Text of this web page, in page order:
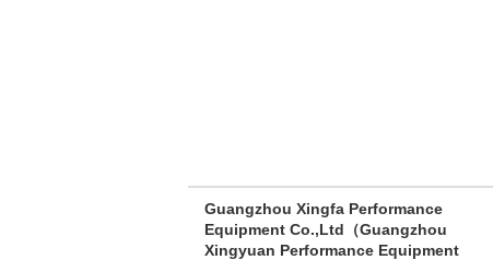
Guangzhou Xingfa Performance
Equipment Co.,Ltd（Guangzhou
Xingyuan Performance Equipment